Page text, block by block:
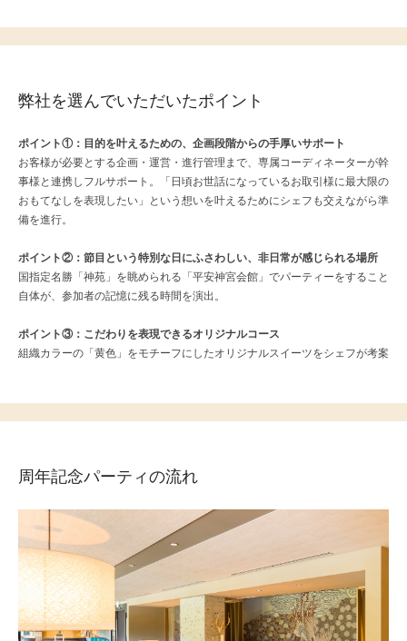
弊社を選んでいただいたポイント
ポイント①： 目的を叶えるための、企画段階からの手厚いサポート
お客様が必要とする企画・運営・進行管理まで、専属コーディネーターが幹
事様と連携しフルサポート。「日頃お世話になっているお取引様に最大限の
おもてなしを表現したい」という想いを叶えるためにシェフも交えながら準
備を進行。
ポイント②： 節目という特別な日にふさわしい、非日常が感じられる場所
国指定名勝「神苑」を眺められる「平安神宮会館」でパーティーをすること
自体が、参加者の記憶に残る時間を演出。
ポイント③： こだわりを表現できるオリジナルコース
組織カラーの「黄色」 をモチーフにしたオリジナルスイーツをシェフが考案
周年記念パーティの流れ